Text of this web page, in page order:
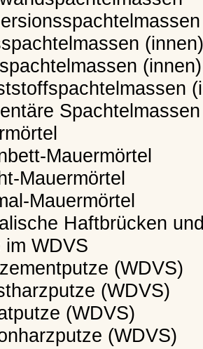
(innen)
(innen)
Mauermörtel
Mauermörtel
Mauermörtel
Haftbrücken
im WDVS
(WDVS)
(WDVS)
(WDVS)
(WDVS)